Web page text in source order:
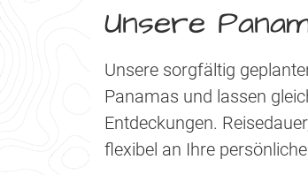
Unsere
Unsere sorgfältig
Panamas und lassen
Entdeckungen.
flexibel an Ihre